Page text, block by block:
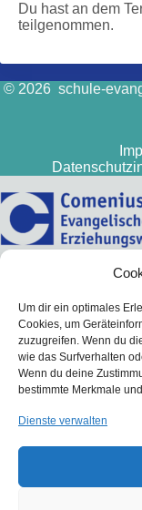
Um dir ein optimales
Cookies, um
zuzugreifen. Wenn du
wie das Surfverhalten
Wenn du deine
bestimmte Merkmale
Dienste verwalten
Du hast an dem
teilgenommen.
© 2026 schule-